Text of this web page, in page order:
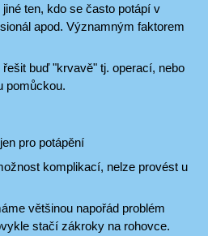
ten, kdo se často potápí v
apod. Významným faktorem
buď "krvavě" tj. operací, nebo
pomůckou.
pro potápění
komplikací, nelze provést u
většinou napořád problém
stačí zákroky na rohovce.